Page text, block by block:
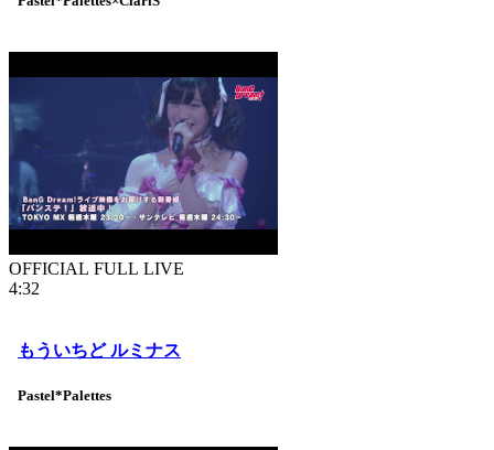
OFFICIAL FULL LIVE
4:32
もういちど ルミナス
Pastel*Palettes